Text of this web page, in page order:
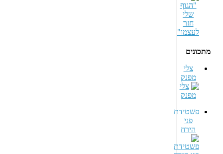
מתכונים
צלי
מפנק
פשטידת
פני
הירח